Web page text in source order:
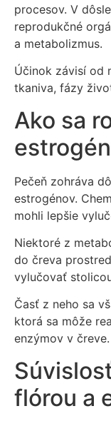
procesov. V
reprodukčné
a metabolizmus.
Účinok závisí od
tkaniva, fázy
Ako sa
Pečeň zohráva
estrogénov.
mohli lepšie
Niektoré z
do čreva
vylučovať
Časť z neho sa
ktorá sa môže
enzýmov v
flórou a